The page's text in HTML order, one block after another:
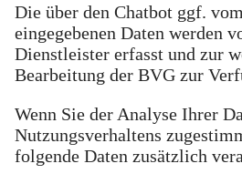
Die über den Chatbot ggf.
eingegebenen Daten werden
Dienstleister erfasst und zur
Bearbeitung der BVG zur
Wenn Sie der Analyse Ihrer
Nutzungsverhaltens
folgende Daten zusätzlich